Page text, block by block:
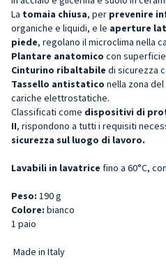
La tomaia chiusa, per prevenire
organiche e liquidi, e le aperture
piede, regolano il microclima nella
Plantare anatomico con
Cinturino ribaltabile di sicurezza
Tassello antistatico nella zona del
cariche elettrostatiche.
Classificati come dispositivi di
II, rispondono a tutti i requisiti
sicurezza sul luogo di lavoro.
Lavabili in lavatrice fino a 60°C,
Peso: 190 g
Colore: bianco
1 paio
Made in Italy